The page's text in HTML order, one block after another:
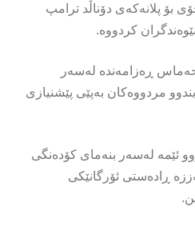
بۆ پلانەکەی دۆناڵد ترامپ
کردووە.
حەماس ڕەزامەندە لەسەر
مردووەکان بەپێی پێشنیازی
ئێمە لەسەر بنەمای کۆدەنگی
ڕادەستی ئۆرگانێکی